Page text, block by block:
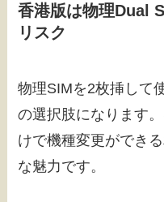
香港版は物理Dual
リスク
物理SIMを2枚挿して
の選択肢になります
けで機種変更ができ
な魅力です。